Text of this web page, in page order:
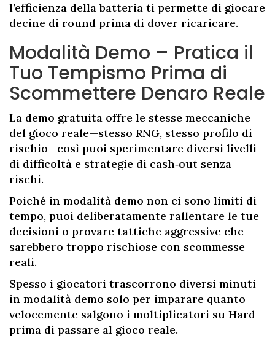
l’efficienza della batteria ti permette di giocare
decine di round prima di dover ricaricare.
Modalità Demo – Pratica il
Tuo Tempismo Prima di
Scommettere Denaro Reale
La demo gratuita offre le stesse meccaniche
del gioco reale—stesso RNG, stesso profilo di
rischio—così puoi sperimentare diversi livelli
di difficoltà e strategie di cash‑out senza
rischi.
Poiché in modalità demo non ci sono limiti di
tempo, puoi deliberatamente rallentare le tue
decisioni o provare tattiche aggressive che
sarebbero troppo rischiose con scommesse
reali.
Spesso i giocatori trascorrono diversi minuti
in modalità demo solo per imparare quanto
velocemente salgono i moltiplicatori su Hard
prima di passare al gioco reale.